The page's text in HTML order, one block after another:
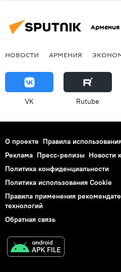
Армения
НОВОСТИ АРМЕНИЯ
VK Rutube
О проекте Правила
Реклама Пресс-релизы Новости
Политика конфиденциальности
Политика использования Cookie
Правила применения
технологий
Обратная связь